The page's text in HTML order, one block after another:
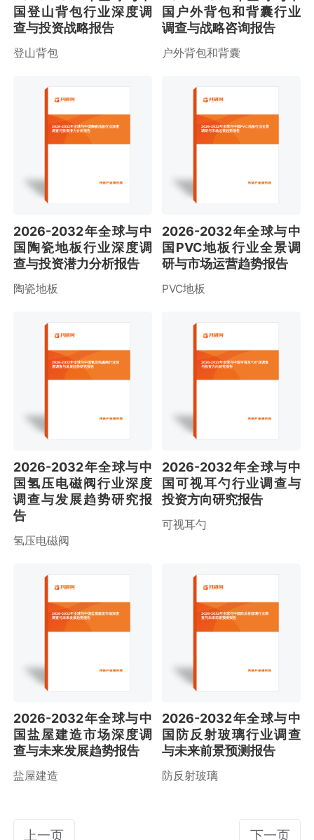
国登山背包行业深度调
查与投资战略报告
登山背包
国户外背包和背囊行业
调查与战略咨询报告
户外背包和背囊
2026-2032年全球与中国陶瓷地板行业深度
调查与投资潜力分析报告
2026-2032年全球与中
国陶瓷地板行业深度调
查与投资潜力分析报告
陶瓷地板
2026-2032年全球与中国PVC地板行业全景
调研与市场运营趋势报告
2026-2032年全球与中
国PVC地板行业全景调
研与市场运营趋势报告
PVC地板
2026-2032年全球与中国氢压电磁阀行业深
度调查与发展趋势研究报告
2026-2032年全球与中
国氢压电磁阀行业深度
调查与发展趋势研究报
告
氢压电磁阀
2026-2032年全球与中国可视耳勺行业调查
与投资方向研究报告
2026-2032年全球与中
国可视耳勺行业调查与
投资方向研究报告
可视耳勺
2026-2032年全球与中国盐屋建造市场深度
调查与未来发展趋势报告
2026-2032年全球与中
国盐屋建造市场深度调
查与未来发展趋势报告
盐屋建造
2026-2032年全球与中国防反射玻璃行业调
查与未来前景预测报告
2026-2032年全球与中
国防反射玻璃行业调查
与未来前景预测报告
防反射玻璃
上一页 下一页